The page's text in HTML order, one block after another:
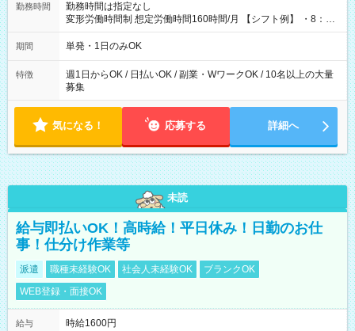
勤務時間
勤務時間は指定なし
変形労働時間制 想定労働時間160時間/月 【シフト例】 ・8：00
～21：00
期間 単発・1日のみOK
特徴
週1日からOK / 日払いOK / 副業・WワークOK / 10名以上の大量
募集
気になる！ 応募する 詳細へ
未読
給与即払いOK！高時給！平日休み！日勤のお仕
事！仕分け作業等
派遣 職種未経験OK 社会人未経験OK
ブランクOK
WEB登録・面接OK
給与
時給1600円